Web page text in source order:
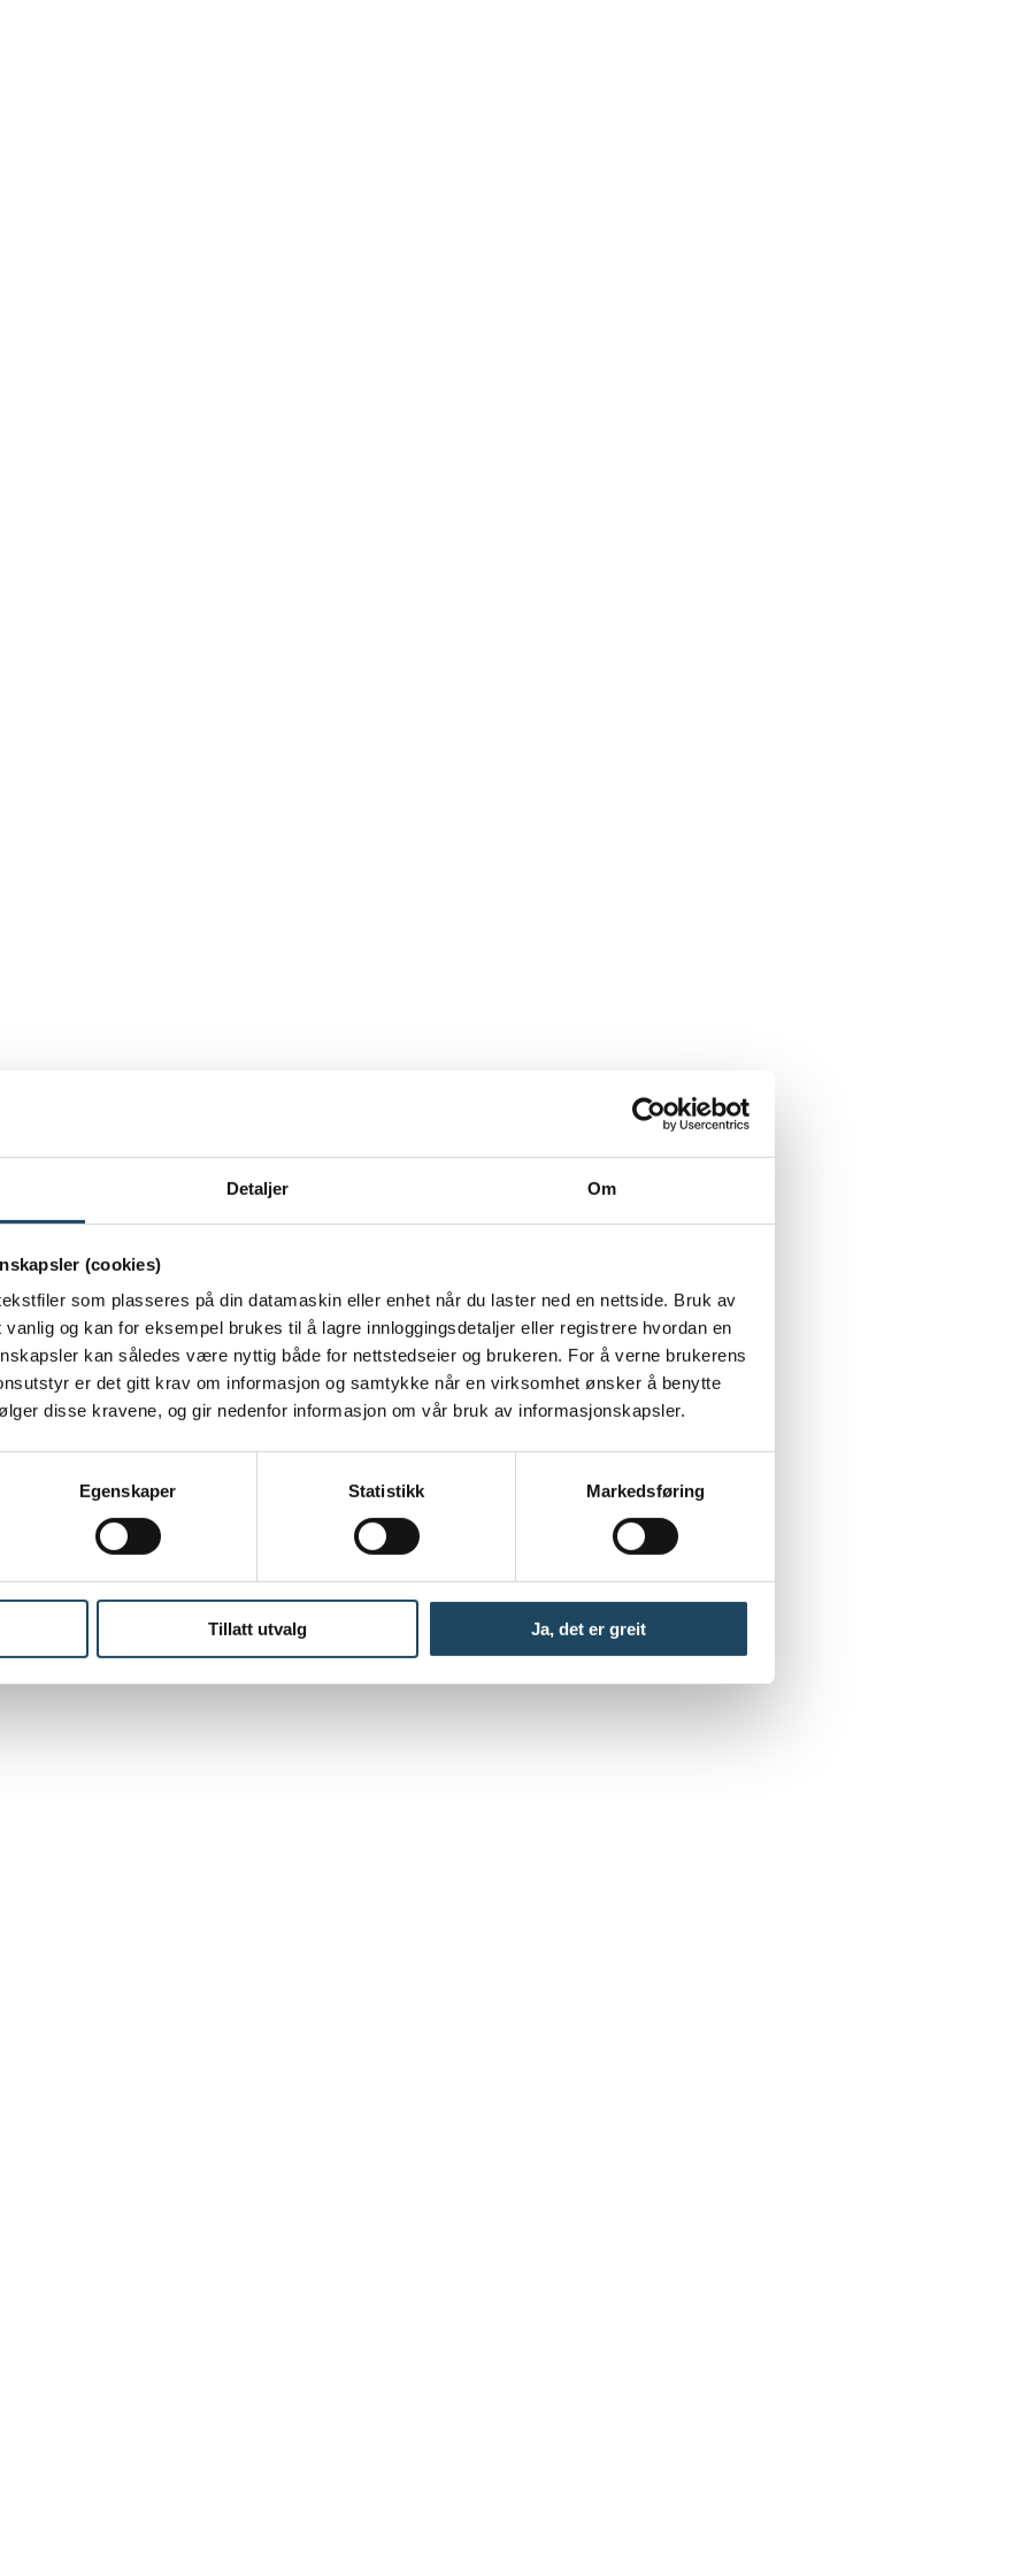
Detaljer Om
(cookies)
som plasseres på din datamaskin eller enhet når du laster ned en nettside. Bruk av
og kan for eksempel brukes til å lagre innloggingsdetaljer eller registrere hvordan en
kan således være nyttig både for nettstedseier og brukeren. For å verne brukerens
er det gitt krav om informasjon og samtykke når en virksomhet ønsker å benytte
disse kravene, og gir nedenfor informasjon om vår bruk av informasjonskapsler.
Egenskaper Statistikk Markedsføring
Tillatt utvalg Ja, det er greit
og Aleris Lillesand. Hun har lang erfaring innen utredning av brystkreft.